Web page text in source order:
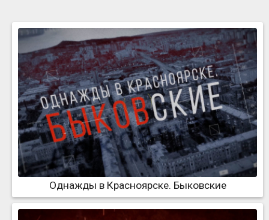
Однажды в Красноярске. Быковские